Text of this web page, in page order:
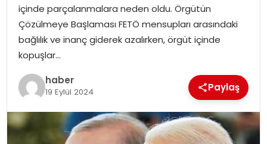
DÜNYA
OTOMOBIL
içinde parçalanmalara neden oldu. Örgütün
Çözülmeye Başlaması FETÖ mensupları arasındaki
bağlılık ve inanç giderek azalırken, örgüt içinde
kopuşlar…
haber
19 Eylül 2024 Paylaş